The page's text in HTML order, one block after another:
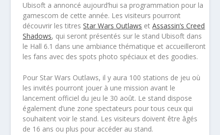
Ubisoft a annoncé aujourd’hui sa programmation pour la
gamescom de cette année. Les visiteurs pourront
découvrir les titresStar Wars Outlaws etAssassin’s Creed
Shadows, qui seront présentés sur le stand Ubisoft dans
le Hall 6.1 dans une ambiance thématique et accueilleront
les fans avec des spots photo spéciaux et des goodies.
Pour Star Wars Outlaws, il y aura 100 stations de jeu où
les invités pourront jouer à une mission avant le
lancement officiel du jeu le 30 août. Le stand dispose
également d’une zone spectateurs pour tous ceux qui
souhaitent voir le stand. Les visiteurs doivent être âgés
de 16 ans ou plus pour accéder au stand.